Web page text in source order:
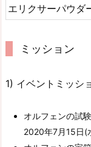
エリクサーパウダ
ミッション
1) イベントミッシ
オルフェンの試
2020年7月15日(